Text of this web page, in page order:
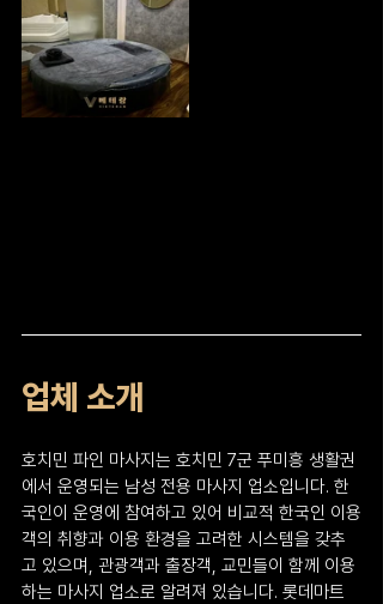
업체 소개
호치민 파인 마사지는 호치민 7군 푸미흥 생활권
에서 운영되는 남성 전용 마사지 업소입니다. 한
국인이 운영에 참여하고 있어 비교적 한국인 이용
객의 취향과 이용 환경을 고려한 시스템을 갖추
고 있으며, 관광객과 출장객, 교민들이 함께 이용
하는 마사지 업소로 알려져 있습니다. 롯데마트